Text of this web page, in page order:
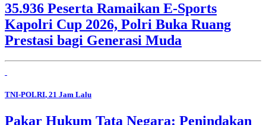
35.936 Peserta Ramaikan E-Sports
Kapolri Cup 2026, Polri Buka Ruang
Prestasi bagi Generasi Muda
TNI-POLRI, 21 Jam Lalu
Pakar Hukum Tata Negara: Penindakan